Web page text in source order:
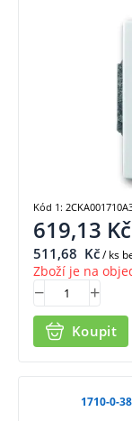
619,13 Kč
511,68 Kč/ ks
Zboží je na
Koupit
Kód 1:
1710-0-